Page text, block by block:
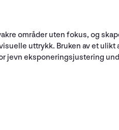
områder uten fokus, og
uttrykk. Bruken av et
jevn eksponeringsjustering